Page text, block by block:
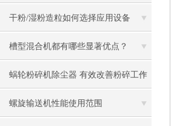
理的新纪元
干粉/湿粉造粒如何选择应用设备
槽型混合机都有哪些显著优点？
蜗轮粉碎机除尘器 有效改善粉碎工作
环境
螺旋输送机性能使用范围